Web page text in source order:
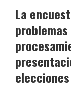
La